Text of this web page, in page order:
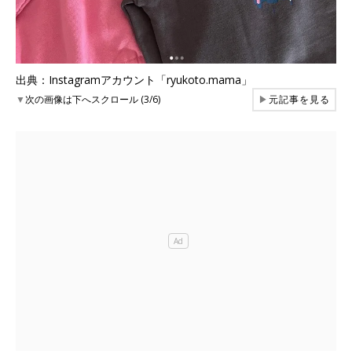
出典：Instagramアカウント「ryukoto.mama」
▼次の画像は下へスクロール (3/6) ▶元記事を見る